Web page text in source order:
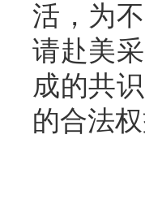
活，为
请赴美
成的共
的合法权